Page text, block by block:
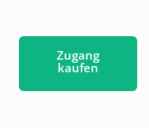
Zugang
kaufen